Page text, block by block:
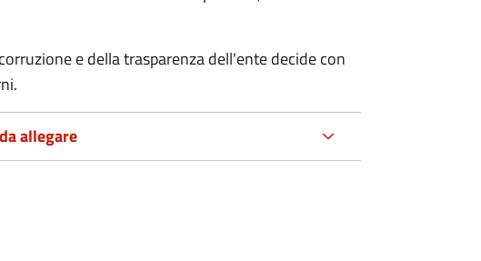
e della trasparenza dell'ente decide con
allegare